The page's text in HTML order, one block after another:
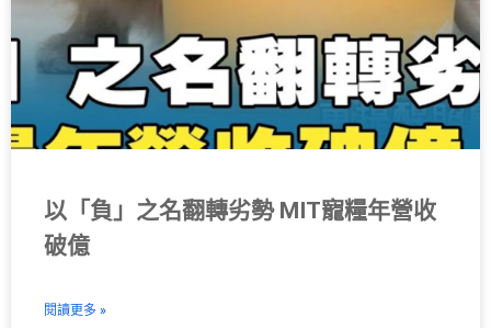
以「負」之名翻轉劣勢 MIT寵糧年營收
破億
閱讀更多 »